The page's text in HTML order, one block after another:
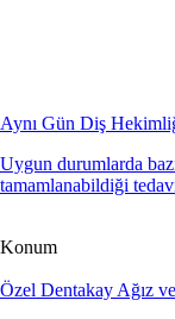
Aynı Gün Diş
Uygun durumlarda
tamamlanabildiği
Konum
Özel Dentakay Ağız